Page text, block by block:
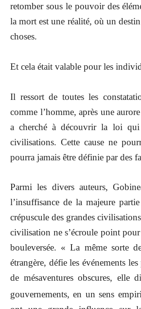
retomber sous le pouvoir des
la mort est une réalité, où un
choses.
Et cela était valable pour les
Il ressort de toutes les
comme l’homme, après une
a cherché à découvrir la loi
civilisations. Cette cause ne
pourra jamais être définie par des
Parmi les divers auteurs,
l’insuffisance de la majeure
crépuscule des grandes
civilisation ne s’écroule point
bouleversée. « La même sorte
étrangère, défie les événements
de mésaventures obscures, elle
gouvernements, en un sens